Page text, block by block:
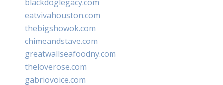
blackdoglegacy.com
eatvivahouston.com
thebigshowok.com
chimeandstave.com
greatwallseafoodny.com
theloverose.com
gabriovoice.com